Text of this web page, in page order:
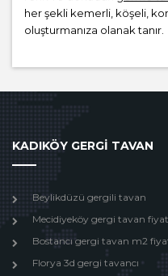
her şekli kemerli, köşeli,
oluşturmanıza olanak tanır.
KADIKÖY GERGİ TAVAN
Beylikdüzü gergili tavan
Mecidiyeköy gergi tavan
Bostancı gergi tavan m2
Florya 3d gergi tavancı